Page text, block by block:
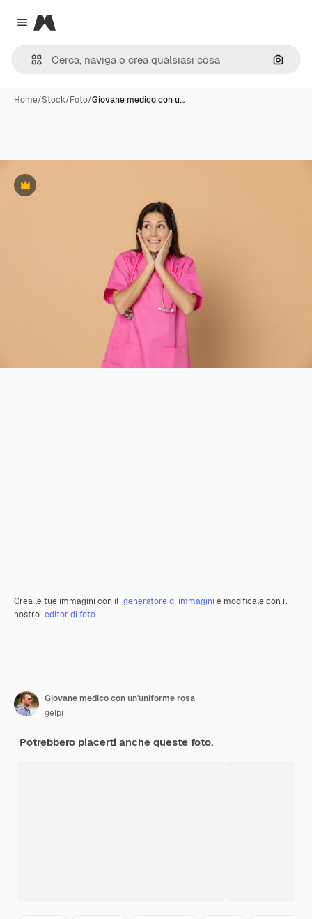
Close menu
Magnific
Cerca
Home/Stock/Foto/Giovane medico con u…
Premium
Crea le tue immagini con il generatore di immagini e modificale con il
nostro editor di foto.
Giovane medico con un'uniforme rosa
gelpi
Potrebbero piacerti anche queste foto.